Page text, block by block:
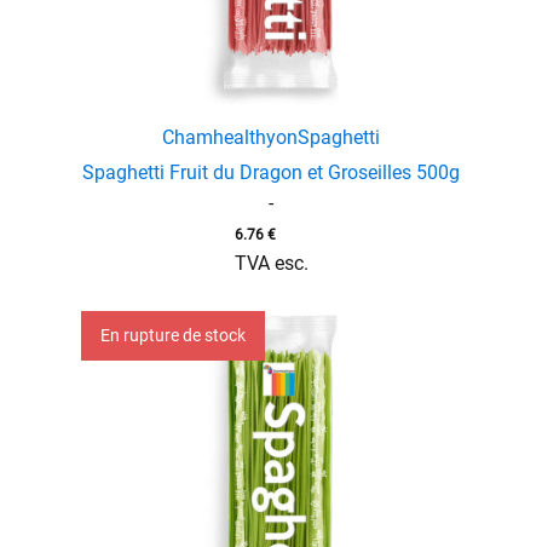
ChamhealthyonSpaghetti
Spaghetti Fruit du Dragon et Groseilles 500g
-
6.76 €
TVA esc.
En rupture de stock